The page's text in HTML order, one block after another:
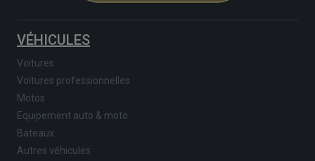
VÉHICULES
Voitures
Voitures professionnelles
Motos
Equipement auto & moto
Bateaux
Autres véhicules